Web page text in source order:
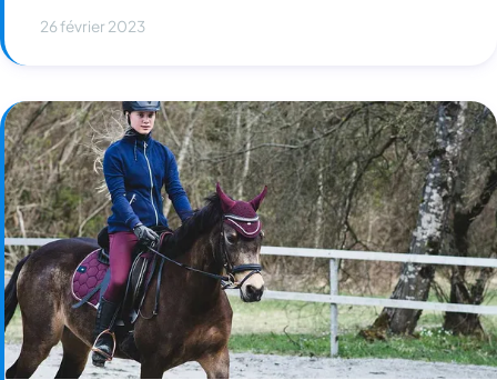
26 février 2023